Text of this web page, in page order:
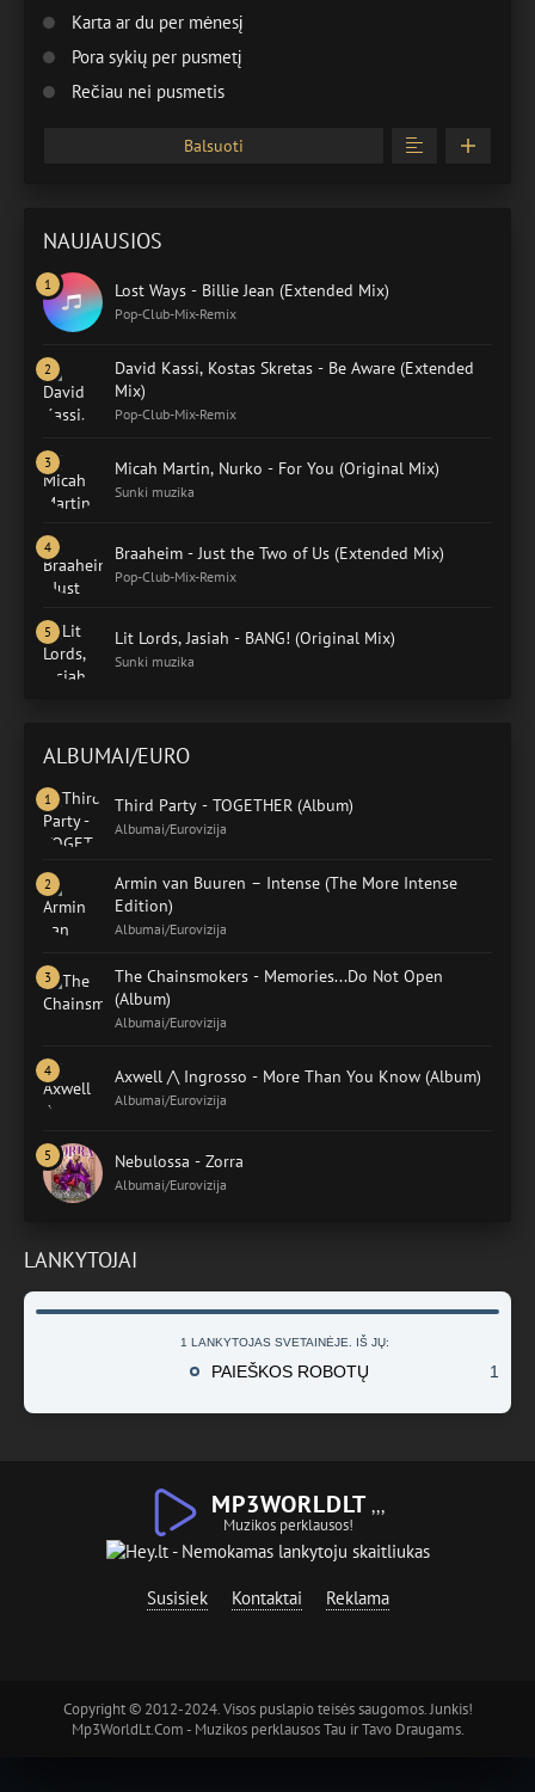
Karta ar du per mėnesį
Pora sykių per pusmetį
Rečiau nei pusmetis
Balsuoti
NAUJAUSIOS
Lost Ways - Billie Jean (Extended Mix)
Pop-Club-Mix-Remix
David Kassi, Kostas Skretas - Be Aware (Extended
Mix)
Pop-Club-Mix-Remix
Micah Martin, Nurko - For You (Original Mix)
Sunki muzika
Braaheim - Just the Two of Us (Extended Mix)
Pop-Club-Mix-Remix
Lit Lords, Jasiah - BANG! (Original Mix)
Sunki muzika
ALBUMAI/EURO
Third Party - TOGETHER (Album)
Albumai/Eurovizija
Armin van Buuren – Intense (The More Intense
Edition)
Albumai/Eurovizija
The Chainsmokers - Memories...Do Not Open
(Album)
Albumai/Eurovizija
Axwell /\ Ingrosso - More Than You Know (Album)
Albumai/Eurovizija
Nebulossa - Zorra
Albumai/Eurovizija
LANKYTOJAI
1 LANKYTOJAS SVETAINĖJE. IŠ JŲ:
PAIEŠKOS ROBOTŲ 1
MP3WORLDLT
Muzikos perklausos!
,,,
Susisiek Kontaktai Reklama
Copyright © 2012-2024. Visos puslapio teisės saugomos. Junkis!
Mp3WorldLt.Com - Muzikos perklausos Tau ir Tavo Draugams.